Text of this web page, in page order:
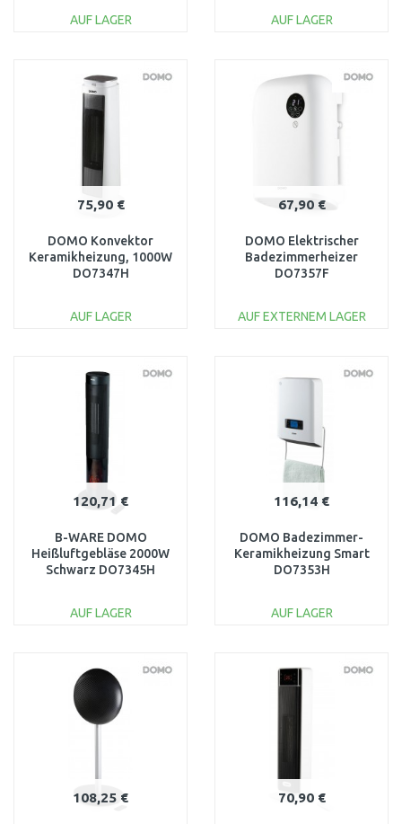
AUF LAGER
Vergleichen
AUF LAGER
Vergleichen
75,90 €
DOMO Konvektor
Keramikheizung, 1000W
DO7347H
AUF LAGER
Vergleichen
67,90 €
DOMO Elektrischer
Badezimmerheizer
DO7357F
AUF EXTERNEM LAGER
120,71 €
B-WARE DOMO
Heißluftgebläse 2000W
Schwarz DO7345H
AUF LAGER
Vergleichen
116,14 €
DOMO Badezimmer-
Keramikheizung Smart
DO7353H
AUF LAGER
Vergleichen
108,25 € 70,90 €